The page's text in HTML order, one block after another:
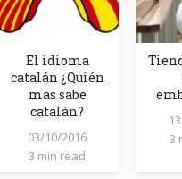
El idioma
catalán ¿Quién
mas sabe
catalán?
03/10/2016
3 min read
3